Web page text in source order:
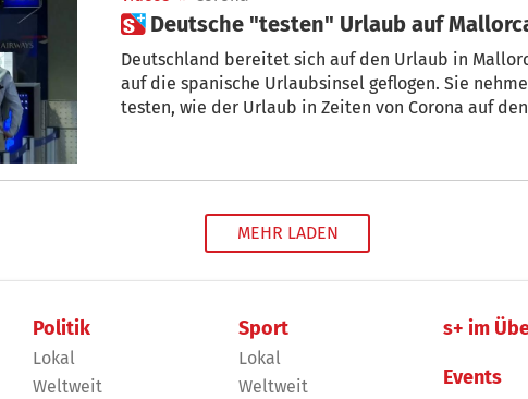
 Deutsche "testen" Urlaub auf
Deutschland bereitet sich auf den Urlaub in
auf die spanische Urlaubsinsel geflogen. Sie
testen, wie der Urlaub in Zeiten von Corona auf
MEHR LADEN
Politik
Lokal
Weltweit
Sport
Lokal
Weltweit
s+ im
Events